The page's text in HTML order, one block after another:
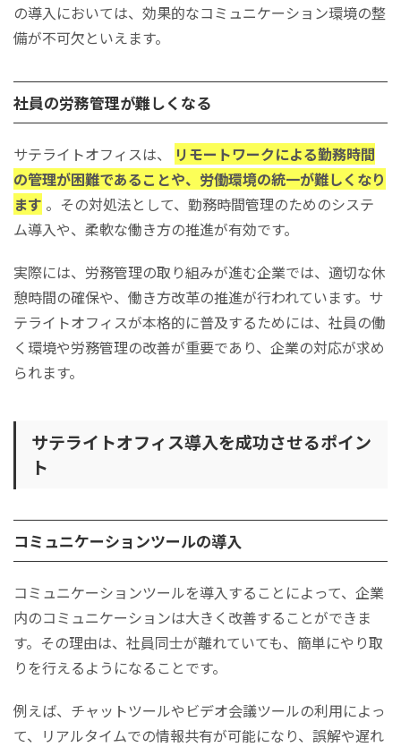
の導入においては、効果的なコミュニケーション環境の整
備が不可欠といえます。
社員の労務管理が難しくなる
サテライトオフィスは、
リモートワークによる勤務時間
の管理が困難であることや、労働環境の統一が難しくなり
ます 。その対処法として、勤務時間管理のためのシステ
ム導入や、柔軟な働き方の推進が有効です。
実際には、労務管理の取り組みが進む企業では、適切な休
憩時間の確保や、働き方改革の推進が行われています。サ
テライトオフィスが本格的に普及するためには、社員の働
く環境や労務管理の改善が重要であり、企業の対応が求め
られます。
サテライトオフィス導入を成功させるポイン
ト
コミュニケーションツールの導入
コミュニケーションツールを導入することによって、企業
内のコミュニケーションは大きく改善することができま
す。その理由は、社員同士が離れていても、簡単にやり取
りを行えるようになることです。
例えば、チャットツールやビデオ会議ツールの利用によっ
て、リアルタイムでの情報共有が可能になり、誤解や遅れ